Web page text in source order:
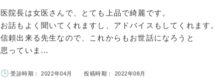
医院長は女医さんで、とても上品で綺麗です。
お話もよく聞いてくれますし、アドバイスもしてくれます。
信頼出来る先生なので、これからもお世話になろうと
思っていま...
受診時期： 2022年04月 投稿時期： 2022年08月